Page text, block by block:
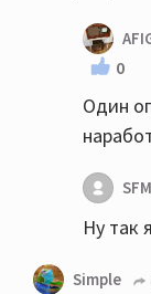
0
Один
SFM
Ну так
Simple